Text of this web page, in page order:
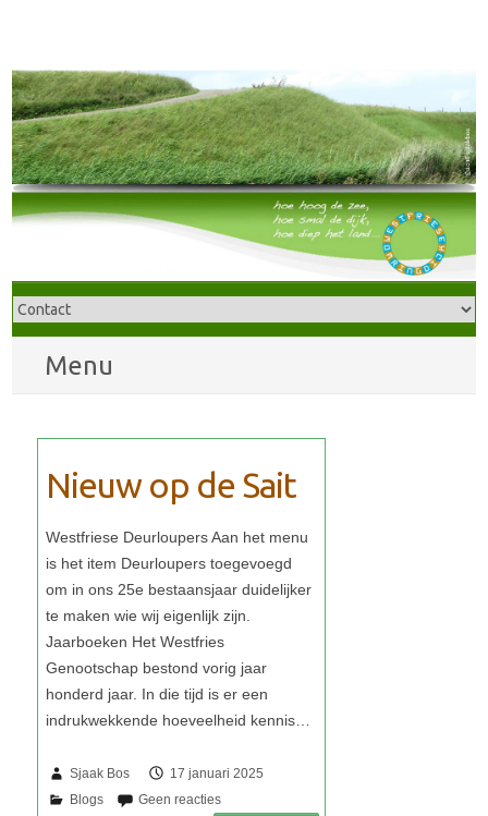
Menu
Nieuw op de Sait
Sjaak Bos 17 januari 2025